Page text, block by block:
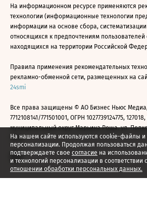
На нашем сайте используются cookie-файлы и
персонализации. Продолжая пользоваться
подтверждаете свое согласие на
и технологий персонализации в соответствии с
отношении обработки персональных данных.
На информационном ресурсе применяются
технологии (информационные технологии
информации на основе сбора,
относящихся к предпочтениям пользователей
находящихся на территории Российской
Правила применения рекомендательных
рекламно-обменной сети, размещенных на
24smi
Все права защищены © АО Бизнес Ньюс
7712108141/771501001, ОГРН 1027739124775,
муниципальный округ Марьина Роща, ул.
2026